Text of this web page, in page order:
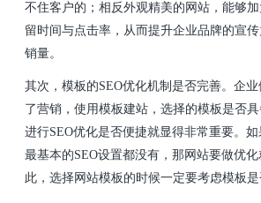
不住客户的；相反外观精美的网站，能够
留时间与点击率，从而提升企业品牌的宣
销量。
其次，模板的SEO优化机制是否完善。企
了营销，使用模板建站，选择的模板是否具
进行SEO优化是否便捷就显得非常重要。
最基本的SEO设置都没有，那网站要做优
此，选择网站模板的时候一定要考虑模板是